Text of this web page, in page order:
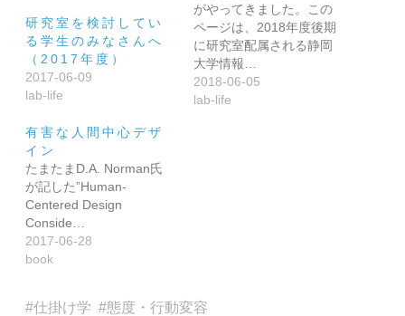
研究室を検討してい
る学生のみなさんへ
（2017年度）
2017-06-09
lab-life
がやってきました。この
ページは、2018年度後期
に研究室配属される静岡
大学情報…
2018-06-05
lab-life
有害な人間中心デザ
イン
たまたまD.A. Norman氏
が記した”Human-
Centered Design
Conside…
2017-06-28
book
仕掛け学 態度・行動変容